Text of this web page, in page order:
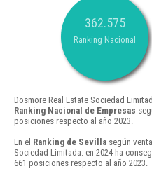
362.575
Ranking Nacional
Dosmore Real Estate Sociedad
Ranking Nacional de Empresas
posiciones respecto al año 2023.
En el Ranking de Sevilla según
Sociedad Limitada. en 2024 ha
661 posiciones respecto al año 2023.